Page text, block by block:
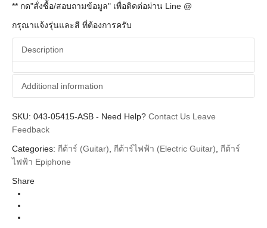
** กด"สั่งซื้อ/สอบถามข้อมูล" เพื่อติดต่อผ่าน Line @
กรุณาแจ้งรุ่นและสี ที่ต้องการครับ
Description
Additional information
Additional information
Brands
Instrument
Body Types
SKU: 043-05415-ASB - Need Help? Contact Us Leave
Feedback
Categories: กีต้าร์ (Guitar) กีต้าร์ไฟฟ้า (Electric Guitar) กีต้าร์
ไฟฟ้า Epiphone
Share